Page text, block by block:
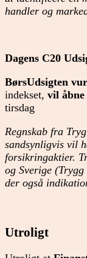
handler og
Dagens C20
BørsUdsigten
indekset, vil
tirsdag
Regnskab fra
sandsynligvis vil
forsikringaktier.
og Sverige
der også
Utroligt